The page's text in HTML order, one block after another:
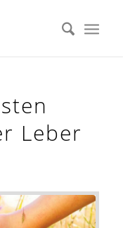
Leber